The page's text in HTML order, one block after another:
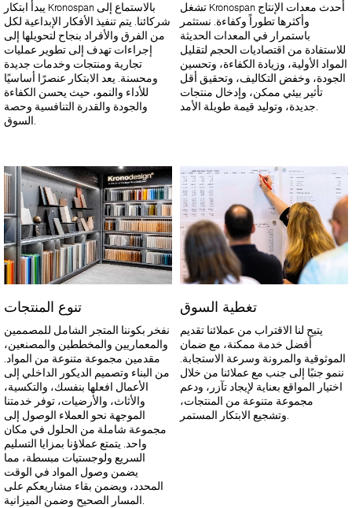
يبدأ ابتكار Kronospan بالاستماع إلى
شركائنا. يتم تنفيذ الأفكار الإبداعية لكل
من الفرق والأفراد بنجاح لتحويلها إلى
إجراءات تهدف إلى تطوير عمليات
تجارية ومنتجات وخدمات جديدة
ومحسنة. يعد الابتكار عنصرًا أساسيًا
للأداء والنمو، حيث يحسن الكفاءة
والجودة والقدرة التنافسية وحصة
السوق.
تشغل Kronospan أحدث معدات الإنتاج
وأكثرها تطوراً وكفاءة. نستثمر
باستمرار في المعدات الحديثة
للاستفادة من اقتصاديات الحجم لتقليل
المواد الأولية، وزيادة الكفاءة، وتحسين
الجودة، وخفض التكاليف، وتحقيق أقل
تأثير بيئي ممكن، وإدخال منتجات
جديدة، وتوليد قيمة طويلة الأمد.
تنوع المنتجات
نفخر بكوننا المتجر الشامل للمصممين
والمعماريين والمخططين والمصنعين،
مقدمين مجموعة متنوعة من المواد.
من البناء وتصميم الديكور الداخلي إلى
الأعمال افعلها بنفسك، والتكسية،
والأثاث، والأرضيات، توفر خدمتنا
الموجهة نحو العملاء الوصول إلى
مجموعة شاملة من الحلول في مكان
واحد. يتمتع عملاؤنا بمزايا التسليم
السريع ولوجستيات مبسطة، مما
يضمن وصول المواد في الوقت
المحدد، ويضمن بقاء مشاريعكم على
المسار الصحيح وضمن الميزانية.
تغطية السوق
يتيح لنا الاقتراب من عملائنا تقديم
أفضل خدمة ممكنة، مع ضمان
الموثوقية والمرونة وسرعة الاستجابة.
ننمو جنبًا إلى جنب مع عملائنا من خلال
اختيار المواقع بعناية لإيجاد تآزر، ودعم
مجموعة متنوعة من المنتجات،
وتشجيع الابتكار المستمر.